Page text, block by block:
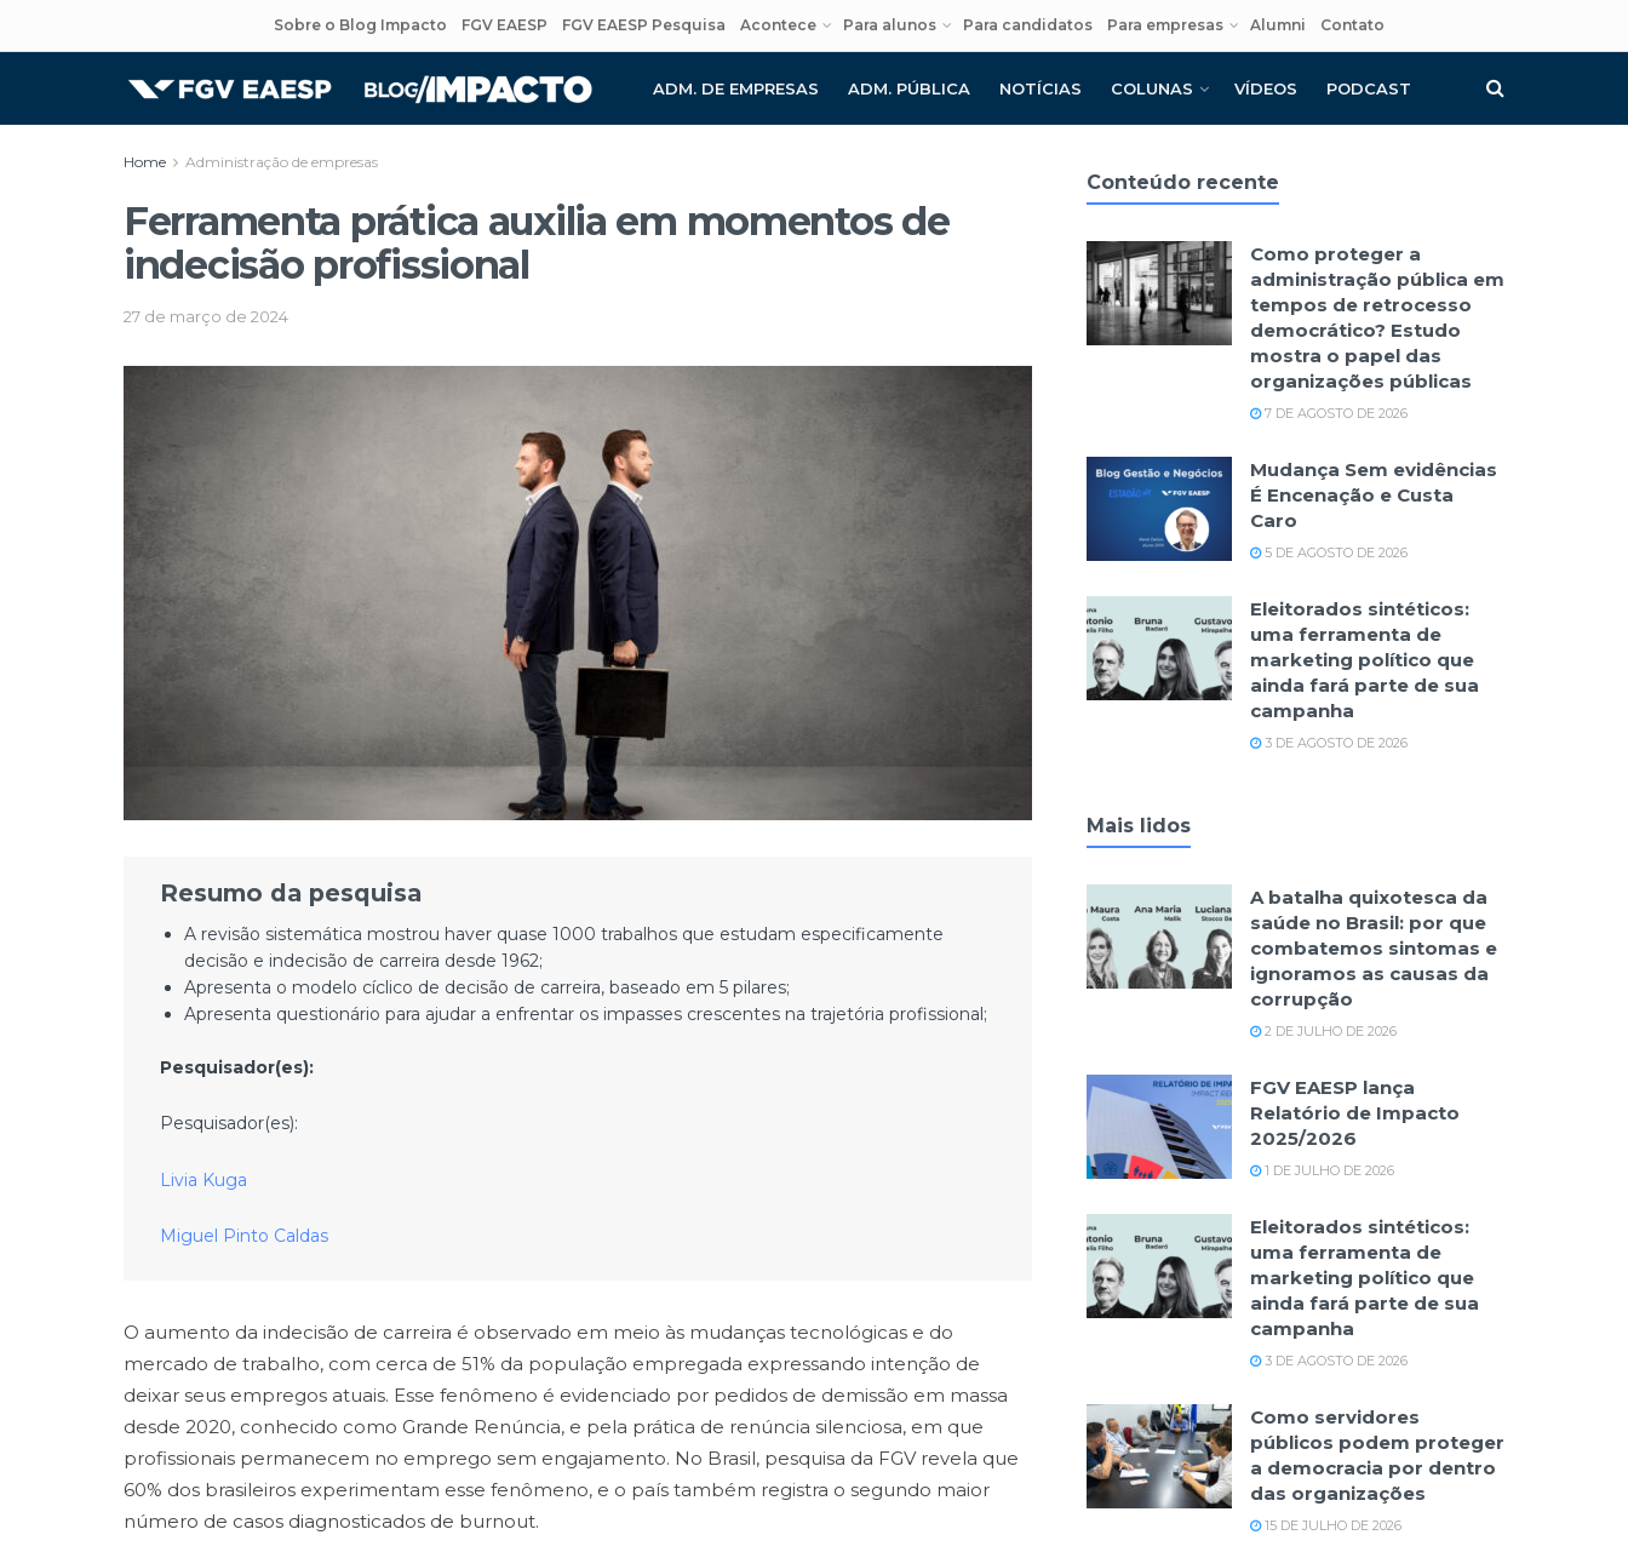
Sobre o Blog Impacto FGV EAESP FGV EAESP Pesquisa Acontece Para alunos Para candidatos Para empresas Alumni Contato
ADM. DE EMPRESAS ADM. PÚBLICA NOTÍCIAS COLUNAS VÍDEOS PODCAST
Home Administração de empresas
Ferramenta prática auxilia em momentos de
indecisão profissional
27 de março de 2024
Resumo da pesquisa
A revisão sistemática mostrou haver quase 1000 trabalhos que estudam especificamente
decisão e indecisão de carreira desde 1962;
Apresenta o modelo cíclico de decisão de carreira, baseado em 5 pilares;
Apresenta questionário para ajudar a enfrentar os impasses crescentes na trajetória profissional;
Pesquisador(es):
Pesquisador(es):
Livia Kuga
Miguel Pinto Caldas
O aumento da indecisão de carreira é observado em meio às mudanças tecnológicas e do
mercado de trabalho, com cerca de 51% da população empregada expressando intenção de
deixar seus empregos atuais. Esse fenômeno é evidenciado por pedidos de demissão em massa
desde 2020, conhecido como Grande Renúncia, e pela prática de renúncia silenciosa, em que
profissionais permanecem no emprego sem engajamento. No Brasil, pesquisa da FGV revela que
60% dos brasileiros experimentam esse fenômeno, e o país também registra o segundo maior
número de casos diagnosticados de burnout.
Conteúdo recente
Como proteger a
administração pública em
tempos de retrocesso
democrático? Estudo
mostra o papel das
organizações públicas
7 DE AGOSTO DE 2026
Mudança Sem evidências
É Encenação e Custa
Caro
5 DE AGOSTO DE 2026
Eleitorados sintéticos:
uma ferramenta de
marketing político que
ainda fará parte de sua
campanha
3 DE AGOSTO DE 2026
Mais lidos
A batalha quixotesca da
saúde no Brasil: por que
combatemos sintomas e
ignoramos as causas da
corrupção
2 DE JULHO DE 2026
FGV EAESP lança
Relatório de Impacto
2025/2026
1 DE JULHO DE 2026
Eleitorados sintéticos:
uma ferramenta de
marketing político que
ainda fará parte de sua
campanha
3 DE AGOSTO DE 2026
Como servidores
públicos podem proteger
a democracia por dentro
das organizações
15 DE JULHO DE 2026